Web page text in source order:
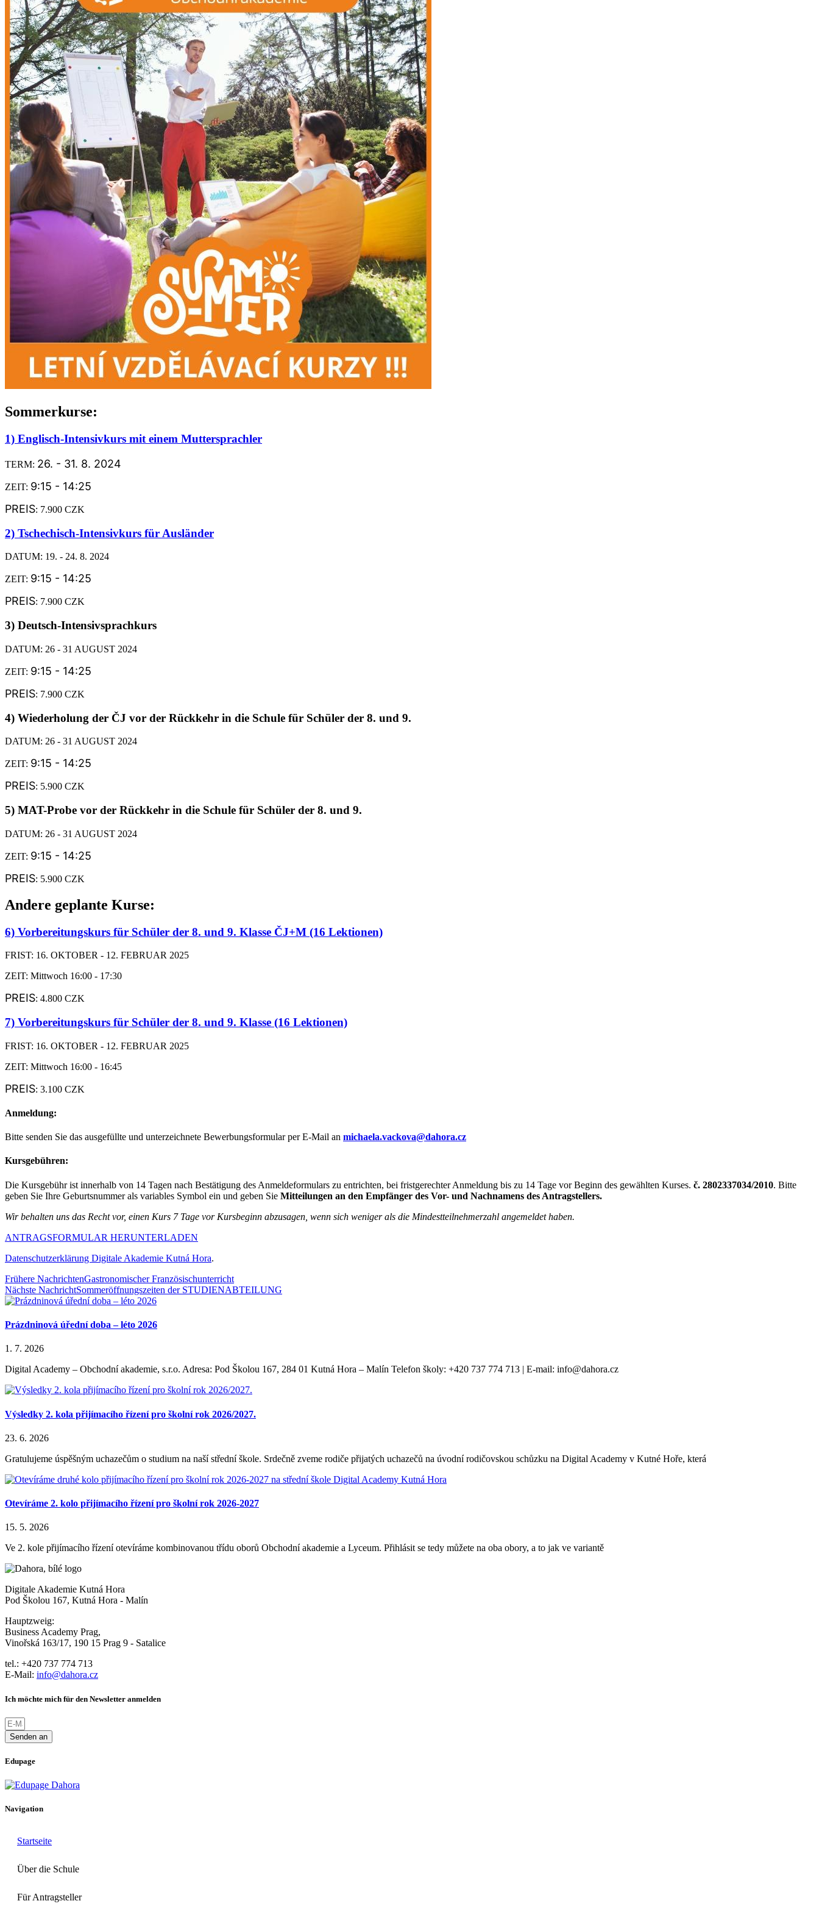
Sommerkurse:
1) Englisch-Intensivkurs mit einem Muttersprachler
TERM: 26. - 31. 8. 2024
ZEIT: 9:15 - 14:25
PREIS: 7.900 CZK
2) Tschechisch-Intensivkurs für Ausländer
DATUM: 19. - 24. 8. 2024
ZEIT: 9:15 - 14:25
PREIS: 7.900 CZK
3) Deutsch-Intensivsprachkurs
DATUM: 26 - 31 AUGUST 2024
ZEIT: 9:15 - 14:25
PREIS: 7.900 CZK
4) Wiederholung der ČJ vor der Rückkehr in die Schule für Schüler der 8. und 9.
DATUM: 26 - 31 AUGUST 2024
ZEIT: 9:15 - 14:25
PREIS: 5.900 CZK
5) MAT-Probe vor der Rückkehr in die Schule für Schüler der 8. und 9.
DATUM: 26 - 31 AUGUST 2024
ZEIT: 9:15 - 14:25
PREIS: 5.900 CZK
Andere geplante Kurse:
6) Vorbereitungskurs für Schüler der 8. und 9. Klasse ČJ+M (16 Lektionen)
FRIST: 16. OKTOBER - 12. FEBRUAR 2025
ZEIT: Mittwoch 16:00 - 17:30
PREIS: 4.800 CZK
7) Vorbereitungskurs für Schüler der 8. und 9. Klasse (16 Lektionen)
FRIST: 16. OKTOBER - 12. FEBRUAR 2025
ZEIT: Mittwoch 16:00 - 16:45
PREIS: 3.100 CZK
Anmeldung:
Bitte senden Sie das ausgefüllte und unterzeichnete Bewerbungsformular per E-Mail an michaela.vackova@dahora.cz
Kursgebühren:
Die Kursgebühr ist innerhalb von 14 Tagen nach Bestätigung des Anmeldeformulars zu entrichten, bei fristgerechter Anmeldung bis zu 14 Tage vor Beginn des gewählten Kurses. č. 2802337034/2010. Bitte
geben Sie Ihre Geburtsnummer als variables Symbol ein und geben Sie Mitteilungen an den Empfänger des Vor- und Nachnamens des Antragstellers.
Wir behalten uns das Recht vor, einen Kurs 7 Tage vor Kursbeginn abzusagen, wenn sich weniger als die Mindestteilnehmerzahl angemeldet haben.
ANTRAGSFORMULAR HERUNTERLADEN
Datenschutzerklärung Digitale Akademie Kutná Hora.
Frühere NachrichtenGastronomischer Französischunterricht
Nächste NachrichtSommeröffnungszeiten der STUDIENABTEILUNG
Prázdninová úřední doba – léto 2026
1. 7. 2026
Digital Academy – Obchodní akademie, s.r.o. Adresa: Pod Školou 167, 284 01 Kutná Hora – Malín Telefon školy: +420 737 774 713 | E-mail: info@dahora.cz
Výsledky 2. kola přijímacího řízení pro školní rok 2026/2027.
23. 6. 2026
Gratulujeme úspěšným uchazečům o studium na naší střední škole. Srdečně zveme rodiče přijatých uchazečů na úvodní rodičovskou schůzku na Digital Academy v Kutné Hoře, která
Otevíráme 2. kolo přijímacího řízení pro školní rok 2026-2027
15. 5. 2026
Ve 2. kole přijímacího řízení otevíráme kombinovanou třídu oborů Obchodní akademie a Lyceum. Přihlásit se tedy můžete na oba obory, a to jak ve variantě
Digitale Akademie Kutná Hora
Pod Školou 167, Kutná Hora - Malín
Hauptzweig:
Business Academy Prag,
Vinořská 163/17, 190 15 Prag 9 - Satalice
tel.: +420 737 774 713
E-Mail: info@dahora.cz
Ich möchte mich für den Newsletter anmelden
Senden an
Edupage
Navigation
Startseite
Über die Schule
Für Antragsteller